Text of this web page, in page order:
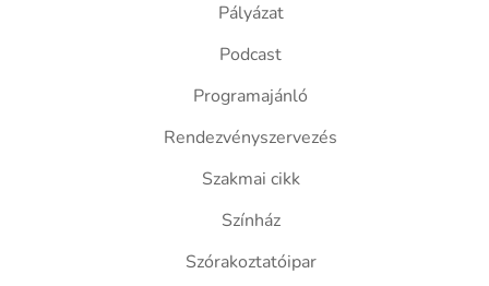
Pályázat
Podcast
Programajánló
Rendezvényszervezés
Szakmai cikk
Színház
Szórakoztatóipar